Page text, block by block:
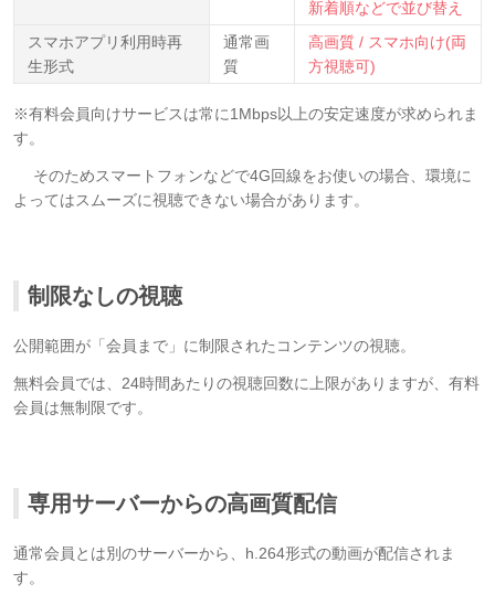
新着順などで並び替え
スマホアプリ利用時再
生形式
通常画
質
高画質 / スマホ向け(両
方視聴可)
※有料会員向けサービスは常に1Mbps以上の安定速度が求められま
す。
そのためスマートフォンなどで4G回線をお使いの場合、環境に
よってはスムーズに視聴できない場合があります。
制限なしの視聴
公開範囲が「会員まで」に制限されたコンテンツの視聴。
無料会員では、24時間あたりの視聴回数に上限がありますが、有料
会員は無制限です。
専用サーバーからの高画質配信
通常会員とは別のサーバーから、h.264形式の動画が配信されま
す。